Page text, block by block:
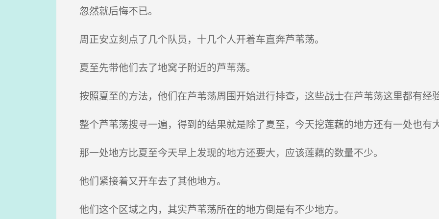
忽然就后悔不已。
周正安立刻点了几个队员，十几个人开着车直奔芦苇荡。
夏至先带他们去了地窝子附近的芦苇荡。
按照夏至的方法，他们在芦苇荡周围开始进行排查，这些战士在芦苇荡这里都有经
整个芦苇荡搜寻一遍，得到的结果就是除了夏至，今天挖莲藕的地方还有一处也有
那一处地方比夏至今天早上发现的地方还要大，应该莲藕的数量不少。
他们紧接着又开车去了其他地方。
他们这个区域之内，其实芦苇荡所在的地方倒是有不少地方。